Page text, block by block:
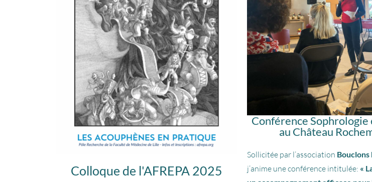
Colloque de l'AFREPA 2025
Conférence
au Château
Sollicitée par l’association Bouclons
j’anime une conférence intitulée: «